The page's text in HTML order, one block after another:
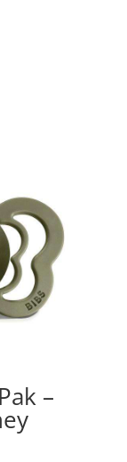
–